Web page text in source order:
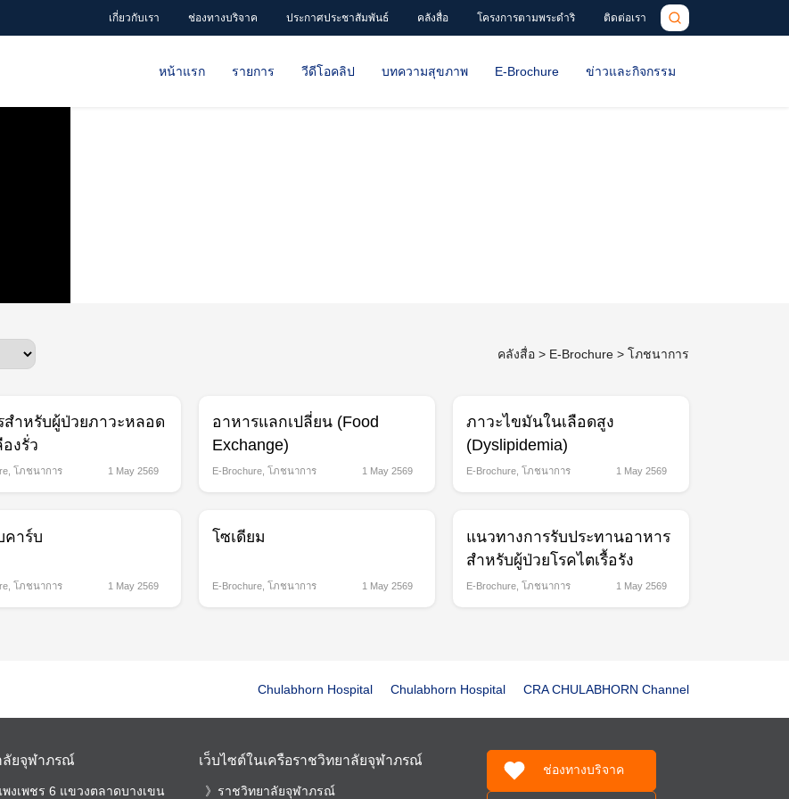
เกี่ยวกับเรา ช่องทางบริจาค ประกาศประชาสัมพันธ์ คลังสื่อ โครงการตามพระดำริ ติดต่อเรา
หน้าแรก รายการ วีดีโอคลิป บทความสุขภาพ E-Brochure ข่าวและกิจกรรม
Search
คลังสื่อ > E-Brochure > โภชนาการ
สำหรับผู้ป่วยภาวะหลอด
งรั่ว
โภชนาการ 1 May 2569
อาหารแลกเปลี่ยน (Food
Exchange)
E-Brochure โภชนาการ 1 May 2569
ภาวะไขมันในเลือดสูง
(Dyslipidemia)
E-Brochure โภชนาการ 1 May 2569
คาร์บ
โภชนาการ 1 May 2569
โซเดียม
E-Brochure โภชนาการ 1 May 2569
แนวทางการรับประทานอาหาร
สำหรับผู้ป่วยโรคไตเรื้อรัง
E-Brochure โภชนาการ 1 May 2569
Chulabhorn Hospital Chulabhorn Hospital CRA CHULABHORN Channel
ลัยจุฬาภรณ์
งเพชร 6 แขวงตลาดบางเขน
เว็บไซต์ในเครือราชวิทยาลัยจุฬาภรณ์
ราชวิทยาลัยจุฬาภรณ์
ช่องทางบริจาค